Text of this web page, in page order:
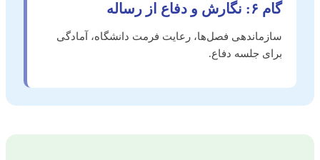
گام ۶: نگارش و دفاع از رساله
سازماندهی فصل‌ها، رعایت فرمت دانشگاه، آمادگی
برای جلسه دفاع.